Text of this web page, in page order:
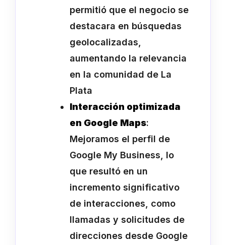
permitió que el negocio se
destacara en búsquedas
geolocalizadas,
aumentando la relevancia
en la comunidad de La
Plata
Interacción optimizada
en Google Maps:
Mejoramos el perfil de
Google My Business, lo
que resultó en un
incremento significativo
de interacciones, como
llamadas y solicitudes de
direcciones desde Google